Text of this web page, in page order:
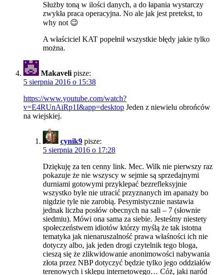
Służby toną w ilości danych, a do łapania wystarczy
zwykła praca operacyjna. No ale jak jest pretekst, to
why not 😉
A właściciel KAT popełnił wszystkie błędy jakie tylko
można.
Makaveli pisze:
5 sierpnia 2016 o 15:38
https://www.youtube.com/watch?
v=E4RUnAiRp1I&app=desktop Jeden z niewielu obrońców
na wiejskiej.
cynik9 pisze:
5 sierpnia 2016 o 17:28
Dziękuję za ten cenny link. Mec. Wilk nie pierwszy raz
pokazuje że nie wszyscy w sejmie są sprzedajnymi
durniami gotowymi przyklepać bezrefleksyjnie
wszystko byle nie utracić przyznanych im apanaży bo
nigdzie tyle nie zarobią. Pesymistycznie nastawia
jednak liczba posłów obecnych na sali – 7 (słownie
siedmiu). Mówi ona sama za siebie. Jesteśmy niestety
społeczeństwem idiotów którzy myślą że tak istotna
tematyka jak nienaruszalność prawa właśności ich nie
dotyczy albo, jak jeden drogi czytelnik tego bloga,
cieszą się że zlikwidowanie anonimowości nabywania
złota przez NBP dotyczyć będzie tylko jego oddziałów
terenowych i sklepu internetowego… Cóż, jaki naród